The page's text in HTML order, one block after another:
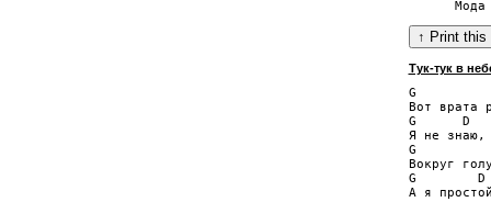
Тук-тук в
G
Вот врата
G      D
Я не знаю,
G
Вокруг
G
А я